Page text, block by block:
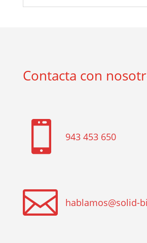
Contacta con
 943 453 650
 hablamos@solid-